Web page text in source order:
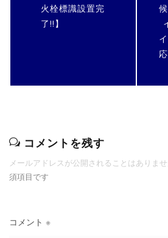
火栓標識設置完
了!!】
コメントを残す
メールアドレスが公開されることはありませ
須項目です
コメント ※